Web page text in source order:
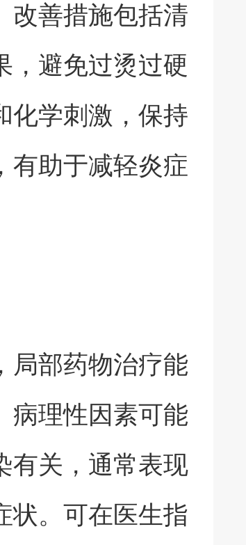
改善措施包括清
，避免过烫过硬
化学刺激，保持
有助于减轻炎症
局部药物治疗能
病理性因素可能
有关，通常表现
状。可在医生指